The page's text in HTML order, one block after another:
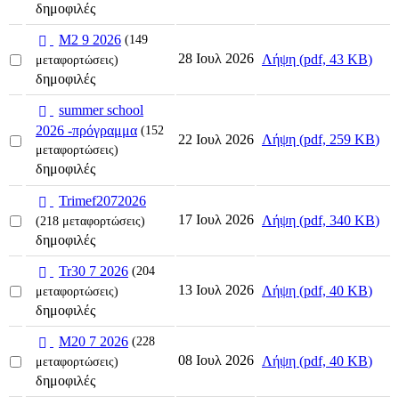
δημοφιλές
Select
p
d
M2 9 2026 (149
μεταφορτώσεις)
δημοφιλές
28 Ιουλ 2026 Λήψη (pdf, 43 KB)
Select
p
d
summer school
2026 -πρόγραμμα (152
μεταφορτώσεις)
δημοφιλές
22 Ιουλ 2026 Λήψη (pdf, 259 KB)
Select
p
d
Trimef2072026
(218 μεταφορτώσεις)
δημοφιλές
17 Ιουλ 2026 Λήψη (pdf, 340 KB)
Select
p
d
Tr30 7 2026 (204
μεταφορτώσεις)
δημοφιλές
13 Ιουλ 2026 Λήψη (pdf, 40 KB)
Select
p
d
M20 7 2026 (228
μεταφορτώσεις)
δημοφιλές
08 Ιουλ 2026 Λήψη (pdf, 40 KB)